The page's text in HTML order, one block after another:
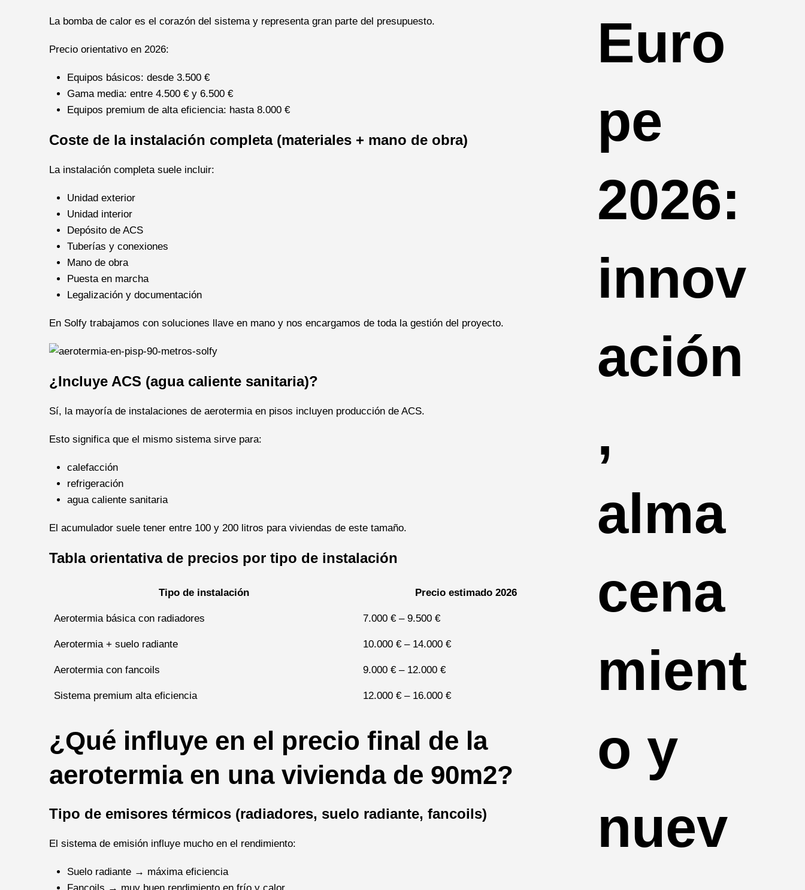
La bomba de calor es el corazón del sistema y representa gran parte del presupuesto.
Precio orientativo en 2026:
Equipos básicos: desde 3.500 €
Gama media: entre 4.500 € y 6.500 €
Equipos premium de alta eficiencia: hasta 8.000 €
Coste de la instalación completa (materiales + mano de obra)
La instalación completa suele incluir:
Unidad exterior
Unidad interior
Depósito de ACS
Tuberías y conexiones
Mano de obra
Puesta en marcha
Legalización y documentación
En Solfy trabajamos con soluciones llave en mano y nos encargamos de toda la gestión del proyecto.
¿Incluye ACS (agua caliente sanitaria)?
Sí, la mayoría de instalaciones de aerotermia en pisos incluyen producción de ACS.
Esto significa que el mismo sistema sirve para:
calefacción
refrigeración
agua caliente sanitaria
El acumulador suele tener entre 100 y 200 litros para viviendas de este tamaño.
Tabla orientativa de precios por tipo de instalación
Tipo de instalación Precio estimado 2026
Aerotermia básica con radiadores 7.000 € – 9.500 €
Aerotermia + suelo radiante 10.000 € – 14.000 €
Aerotermia con fancoils 9.000 € – 12.000 €
Sistema premium alta eficiencia 12.000 € – 16.000 €
¿Qué influye en el precio final de la
aerotermia en una vivienda de 90m2?
Tipo de emisores térmicos (radiadores, suelo radiante, fancoils)
El sistema de emisión influye mucho en el rendimiento:
Suelo radiante → máxima eficiencia
Euro
pe
2026:
innov
ación
,
alma
cena
mient
o y
nuev